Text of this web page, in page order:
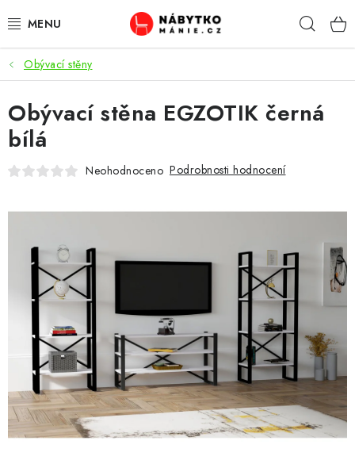
na
OBÝVACÍ POKOJ
KUCHYŇ A JÍDELNA
LOŽNICE
KOUPELNA A WC
PŘEDSÍŇ
CHOVATELSKÉ POTŘEBY
DOPLŇKY A DEKORACE
ZAHRADA
Obývací stěny
Obývací stěna EGZOTIK černá
bílá
Neohodnoceno Podrobnosti hodnocení